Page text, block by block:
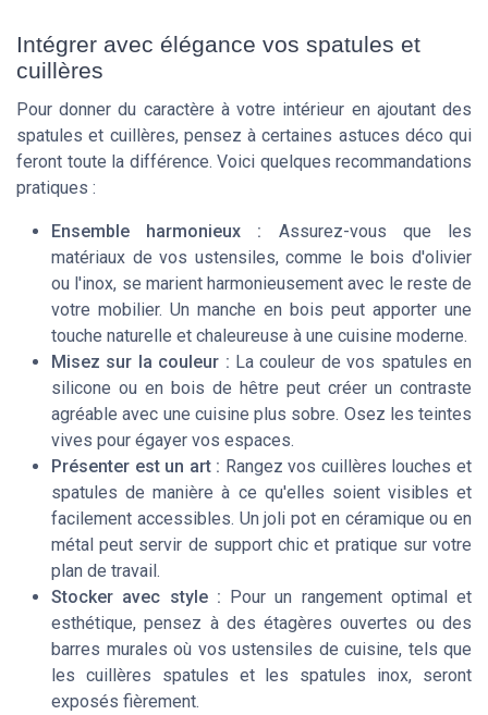
Intégrer avec élégance vos spatules et
cuillères
Pour donner du caractère à votre intérieur en ajoutant des
spatules et cuillères, pensez à certaines astuces déco qui
feront toute la différence. Voici quelques recommandations
pratiques :
Ensemble harmonieux : Assurez-vous que les
matériaux de vos ustensiles, comme le bois d'olivier
ou l'inox, se marient harmonieusement avec le reste de
votre mobilier. Un manche en bois peut apporter une
touche naturelle et chaleureuse à une cuisine moderne.
Misez sur la couleur : La couleur de vos spatules en
silicone ou en bois de hêtre peut créer un contraste
agréable avec une cuisine plus sobre. Osez les teintes
vives pour égayer vos espaces.
Présenter est un art : Rangez vos cuillères louches et
spatules de manière à ce qu'elles soient visibles et
facilement accessibles. Un joli pot en céramique ou en
métal peut servir de support chic et pratique sur votre
plan de travail.
Stocker avec style : Pour un rangement optimal et
esthétique, pensez à des étagères ouvertes ou des
barres murales où vos ustensiles de cuisine, tels que
les cuillères spatules et les spatules inox, seront
exposés fièrement.